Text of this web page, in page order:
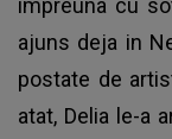
impreuna cu
ajuns deja in
postate de
atat, Delia le-a